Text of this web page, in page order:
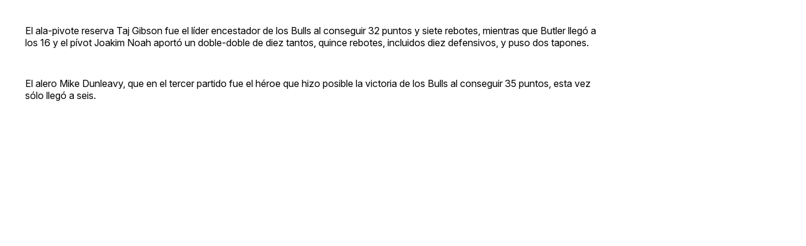
El ala-pivote reserva Taj Gibson fue el líder encestador de los Bulls al conseguir 32 puntos y siete rebotes, mientras que Butler llegó a
los 16 y el pívot Joakim Noah aportó un doble-doble de diez tantos, quince rebotes, incluidos diez defensivos, y puso dos tapones.
El alero Mike Dunleavy, que en el tercer partido fue el héroe que hizo posible la victoria de los Bulls al conseguir 35 puntos, esta vez
sólo llegó a seis.